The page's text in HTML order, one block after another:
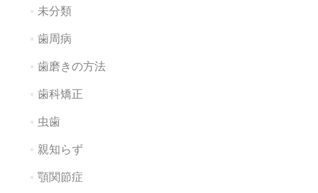
未分類
歯周病
歯磨きの方法
歯科矯正
虫歯
親知らず
顎関節症